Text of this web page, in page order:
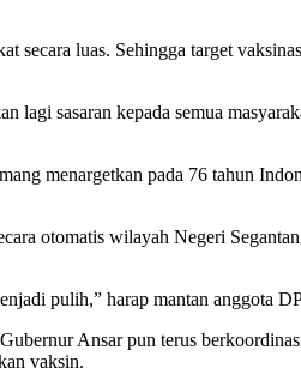
secara luas. Sehingga target
sasaran kepada semua
menargetkan pada 76 tahun
otomatis wilayah Negeri
pulih,” harap mantan anggota
Ansar pun terus
vaksin.